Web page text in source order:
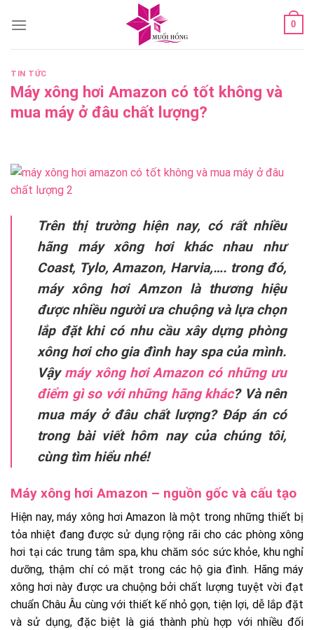
0
TIN TỨC
Máy xông hơi Amazon có tốt không và
mua máy ở đâu chất lượng?
Trên thị trường hiện nay, có rất nhiều
hãng máy xông hơi khác nhau như
Coast, Tylo, Amazon, Harvia,…. trong đó,
máy xông hơi Amzon là thương hiệu
được nhiều người ưa chuộng và lựa chọn
lắp đặt khi có nhu cầu xây dựng phòng
xông hơi cho gia đình hay spa của mình.
Vậy máy xông hơi Amazon có những ưu
điểm gì so với những hãng khác? Và nên
mua máy ở đâu chất lượng? Đáp án có
trong bài viết hôm nay của chúng tôi,
cùng tìm hiểu nhé!
Máy xông hơi Amazon – nguồn gốc và cấu tạo
Hiện nay, máy xông hơi Amazon là một trong những thiết bị
tỏa nhiệt đang được sử dụng rộng rãi cho các phòng xông
hơi tại các trung tâm spa, khu chăm sóc sức khỏe, khu nghỉ
dưỡng, thậm chí có mặt trong các hộ gia đình. Hãng máy
xông hơi này được ưa chuộng bởi chất lượng tuyệt vời đạt
chuẩn Châu Âu cùng với thiết kế nhỏ gọn, tiện lợi, dễ lắp đặt
và sử dụng, đặc biệt là giá thành phù hợp với nhiều đối